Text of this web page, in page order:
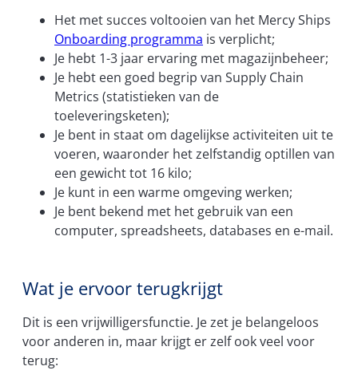
Het met succes voltooien van het Mercy Ships
Onboarding programma is verplicht;
Je hebt 1-3 jaar ervaring met magazijnbeheer;
Je hebt een goed begrip van Supply Chain
Metrics (statistieken van de
toeleveringsketen);
Je bent in staat om dagelijkse activiteiten uit te
voeren, waaronder het zelfstandig optillen van
een gewicht tot 16 kilo;
Je kunt in een warme omgeving werken;
Je bent bekend met het gebruik van een
computer, spreadsheets, databases en e-mail.
Wat je ervoor terugkrijgt
Dit is een vrijwilligersfunctie. Je zet je belangeloos
voor anderen in, maar krijgt er zelf ook veel voor
terug: